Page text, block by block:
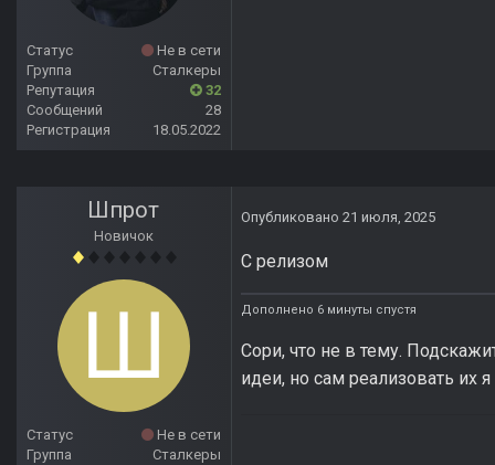
Статус
Не в сети
Группа
Сталкеры
Репутация
32
Сообщений
28
Регистрация
18.05.2022
Шпрот
Новичок
Статус
Не в сети
Группа
Сталкеры
Опубликовано 21 июля, 2025
С релизом
Дополнено 6 минуты спустя
Сори, что не в тему.
идеи, но сам реализовать их